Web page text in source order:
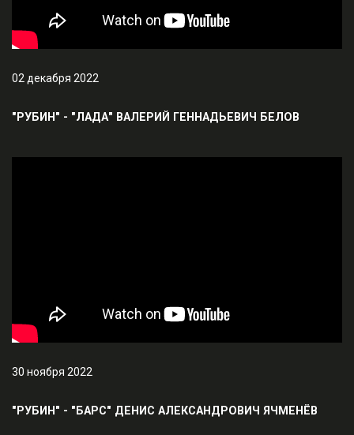
02 декабря 2022
"РУБИН" - "ЛАДА" ВАЛЕРИЙ ГЕННАДЬЕВИЧ БЕЛОВ
30 ноября 2022
"РУБИН" - "БАРС" ДЕНИС АЛЕКСАНДРОВИЧ ЯЧМЕНЁВ